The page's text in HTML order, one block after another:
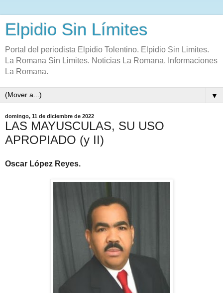
Elpidio Sin Límites
Portal del periodista Elpidio Tolentino. Elpidio Sin Limites.
La Romana Sin Limites. Noticias La Romana. Informaciones
La Romana.
▼
domingo, 11 de diciembre de 2022
LAS MAYUSCULAS, SU USO
APROPIADO (y II)
Oscar López Reyes.